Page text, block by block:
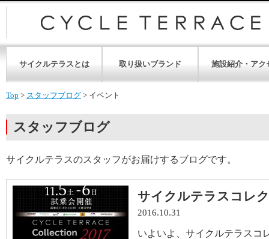
サイクルテラスとは 取り扱いブランド 施設紹介・アク
Top > スタッフブログ > イベント
スタッフブログ
サイクルテラスのスタッフがお届けするブログです。
サイクルテラスコレ
2016.10.31
いよいよ、サイクルテラスコ